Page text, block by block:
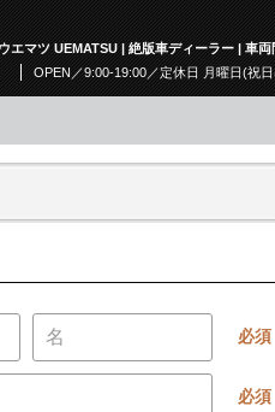
エマツ UEMATSU | 絶版車ディーラー | 車両
OPEN／9:00-19:00／定休日 月曜日(祝
必須
必須